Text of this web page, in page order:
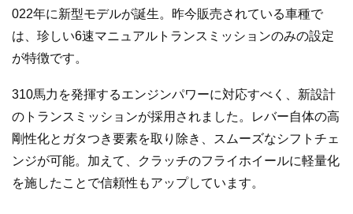
022年に新型モデルが誕生。昨今販売されている車種で
は、珍しい6速マニュアルトランスミッションのみの設定
が特徴です。
310馬力を発揮するエンジンパワーに対応すべく、新設計
のトランスミッションが採用されました。レバー自体の高
剛性化とガタつき要素を取り除き、スムーズなシフトチェ
ンジが可能。加えて、クラッチのフライホイールに軽量化
を施したことで信頼性もアップしています。